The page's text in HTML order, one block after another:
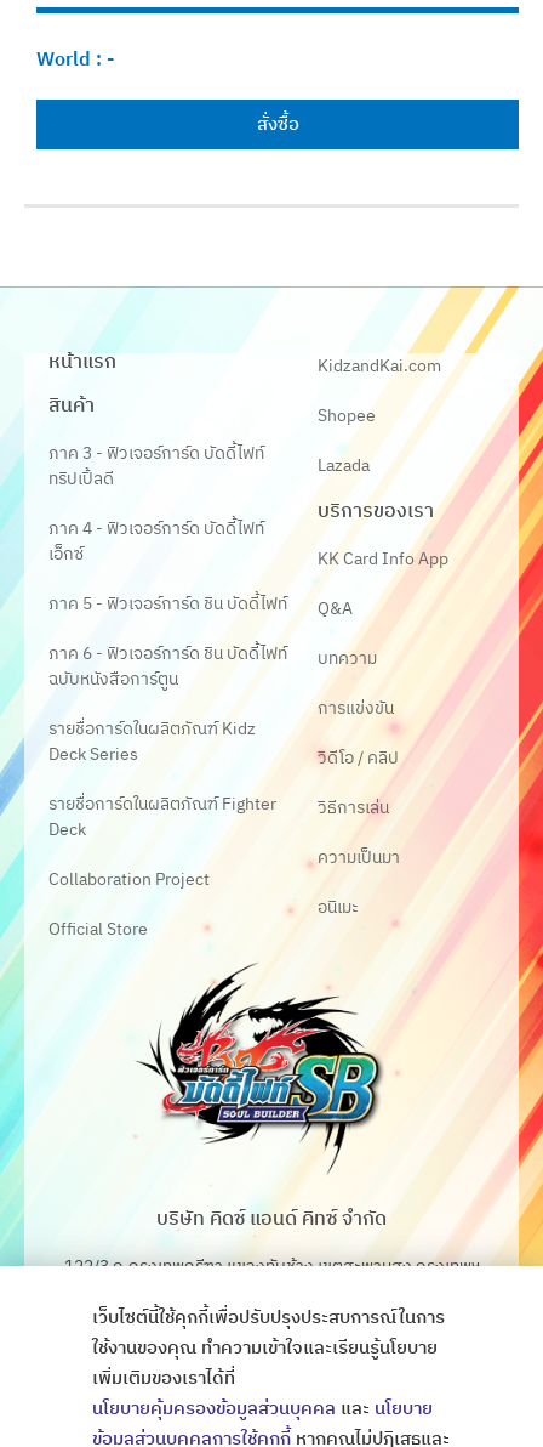
World : -
สั่งซื้อ
หน้าแรก
สินค้า
ภาค 3 - ฟิวเจอร์การ์ด บัดดี้ไฟท์
ทริปเปิ้ลดี
ภาค 4 - ฟิวเจอร์การ์ด บัดดี้ไฟท์
เอ็กซ์
ภาค 5 - ฟิวเจอร์การ์ด ชิน บัดดี้ไฟท์
ภาค 6 - ฟิวเจอร์การ์ด ชิน บัดดี้ไฟท์
ฉบับหนังสือการ์ตูน
รายชื่อการ์ดในผลิตภัณฑ์ Kidz
Deck Series
รายชื่อการ์ดในผลิตภัณฑ์ Fighter
Deck
Collaboration Project
Official Store
KidzandKai.com
Shopee
Lazada
บริการของเรา
KK Card Info App
Q&A
บทความ
การแข่งขัน
วิดีโอ / คลิป
วิธีการเล่น
ความเป็นมา
อนิเมะ
บริษัท คิดซ์ แอนด์ คิทซ์ จำกัด
122/3 ถ.กรุงเทพกรีฑา แขวงทับช้าง เขตสะพานสูง กรุงเทพฯ
โทร. 02-368-4106-7
Fax. 02-368-4105
เว็บไซต์นี้ใช้คุกกี้เพื่อปรับปรุงประสบการณ์ในการ
ใช้งานของคุณ ทำความเข้าใจและเรียนรู้นโยบาย
เพิ่มเติมของเราได้ที่
นโยบายคุ้มครองข้อมูลส่วนบุคคล และ นโยบาย
ข้อมูลส่วนบุคคลการใช้คุกกี้หากคุณไม่ปฏิเสธและ